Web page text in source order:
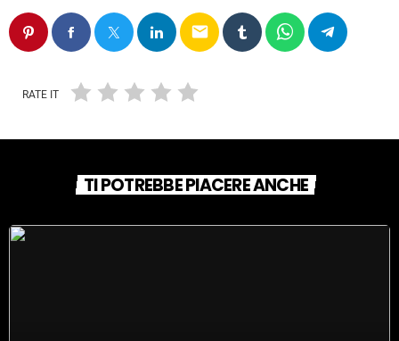
email
RATE IT
TI POTREBBE PIACERE ANCHE